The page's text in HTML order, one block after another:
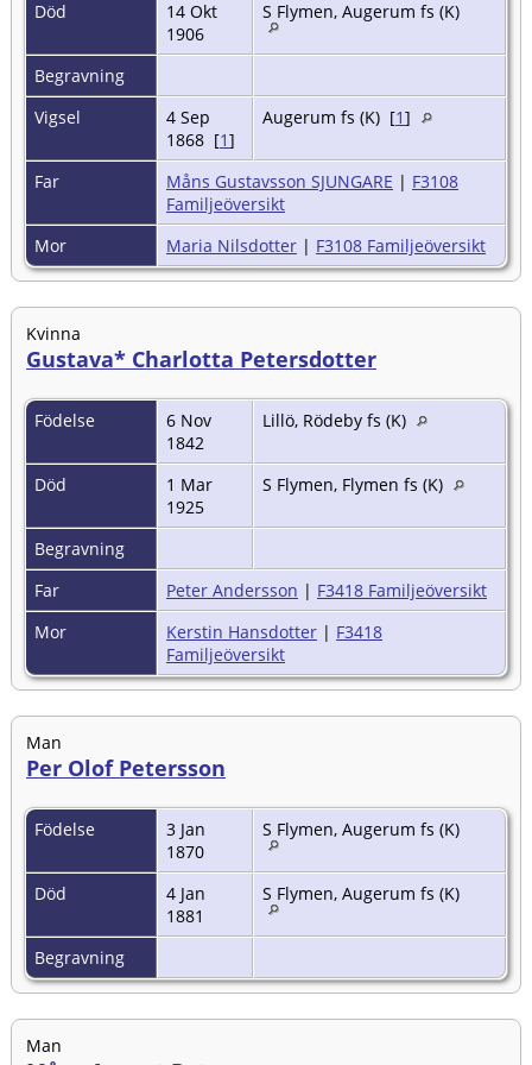
Död
14 Okt
1906
S Flymen, Augerum fs (K)
Begravning
Vigsel
4 Sep
1868 [1]
Augerum fs (K) [1]
Far Måns Gustavsson SJUNGARE | F3108
Familjeöversikt
Mor
Maria Nilsdotter | F3108 Familjeöversikt
Kvinna
Gustava* Charlotta Petersdotter
Födelse
6 Nov
1842
Lillö, Rödeby fs (K)
Död
1 Mar
1925
S Flymen, Flymen fs (K)
Begravning
Far
Peter Andersson | F3418 Familjeöversikt
Mor
Kerstin Hansdotter | F3418
Familjeöversikt
Man
Per Olof Petersson
Födelse
3 Jan
1870
S Flymen, Augerum fs (K)
Död
4 Jan
1881
S Flymen, Augerum fs (K)
Begravning
Man